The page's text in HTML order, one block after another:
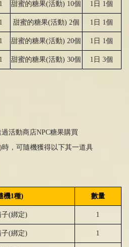
1 甜蜜的糖果(活動) 10個 1 日 1個
1 甜蜜的糖果(活動) 2個 1 日 1個
1 甜蜜的糖果(活動) 20個 1 日 1個
1 甜蜜的糖果(活動) 30個 1 日 3個
過活動商店NPC糖果購買
) 時，可隨機獲得以下其一道具
機1種) 數量
子(綁定) 1
子(綁定) 1